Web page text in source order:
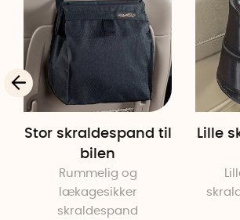
Stor skraldespand til
bilen
Rummelig og
lækagesikker
skraldespand
Lille